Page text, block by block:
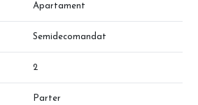
Apartament
Semidecomandat
2
Parter